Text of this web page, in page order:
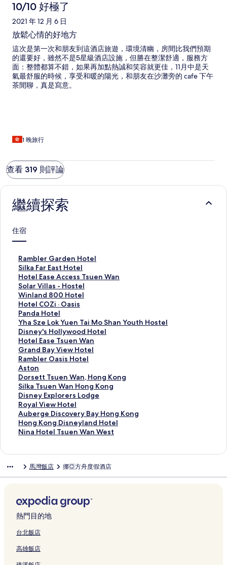
10/10 好極了
2021 年 12 月 6 日
放鬆心情的好地方
這次是第一次和朋友到這酒店旅遊，環境清幽，房間比我們預期
的還要好，雖然不是5星級酒店設施，但勝在整潔舒適，服務方
面：整體都算不錯，如果再加點熱誠和笑容就更佳，11月中是天
氣最舒服的時候，享受和暖的陽光，和朋友在沙灘旁的 cafe 下午
茶閒聊，真是寫意。
1 晚旅行
查看 319 則評論
繼續探索
住宿
Rambler Garden Hotel
R
a
m
b
l
e
r
G
a
r
d
e
n
H
o
t
e
l
的
連
Silka Far East Hotel
S
i
l
k
a
F
a
r
E
a
s
t
H
o
t
e
l
的
連
Hotel Ease Access Tsuen Wan
H
o
t
e
l
E
a
s
e
A
c
c
e
s
s
T
s
u
n
結
Solar Villas - Hostel
S
o
l
a
r
V
i
l
l
a
s
-
H
o
s
t
e
結
Winland 800 Hotel
W
i
n
l
a
n
d
8
0
0
H
o
t
e
l
的
Hotel COZi · Oasis
H
o
t
e
l
C
O
Z
i
·
O
a
s
i
s
Panda Hotel
P
a
n
d
a
H
o
t
e
l
的
連
結
Yha Sze Lok Yuen Tai Mo Shan Youth Hostel
Y
h
a
S
z
e
L
o
k
Y
u
e
n
M
o
a
n
Y
o
t
Disney's Hollywood Hotel
D
i
s
n
e
y
'
s
H
o
l
l
d
t
e
l
的
結
Hotel Ease Tsuen Wan
H
o
t
e
l
E
a
s
e
T
s
W
a
連
結
Grand Bay View Hotel
G
r
a
n
d
B
a
y
V
i
t
的
連
結
Rambler Oasis Hotel
R
a
m
b
l
e
r
O
a
o
l
的
連
結
Aston
A
s
t
o
n
的
連
結
Dorsett Tsuen Wan, Hong Kong
D
o
r
s
e
t
t
n
n
,
H
o
g
Silka Tsuen Wan Hong Kong
S
i
l
k
a
T
W
H
o
n
g
o
Disney Explorers Lodge
D
i
s
n
e
l
e
r
s
L
d
Royal View Hotel
R
o
y
a
w
t
e
l
的
結
Auberge Discovery Bay Hong Kong
A
u
b
D
c
o
v
e
y
Hong Kong Disneyland Hotel
H
o
n
i
s
n
e
l
Nina Hotel Tsuen Wan West
N
o
l
T
s
u
n
馬灣飯店 挪亞方舟度假酒店
熱門目的地
台北飯店
高雄飯店